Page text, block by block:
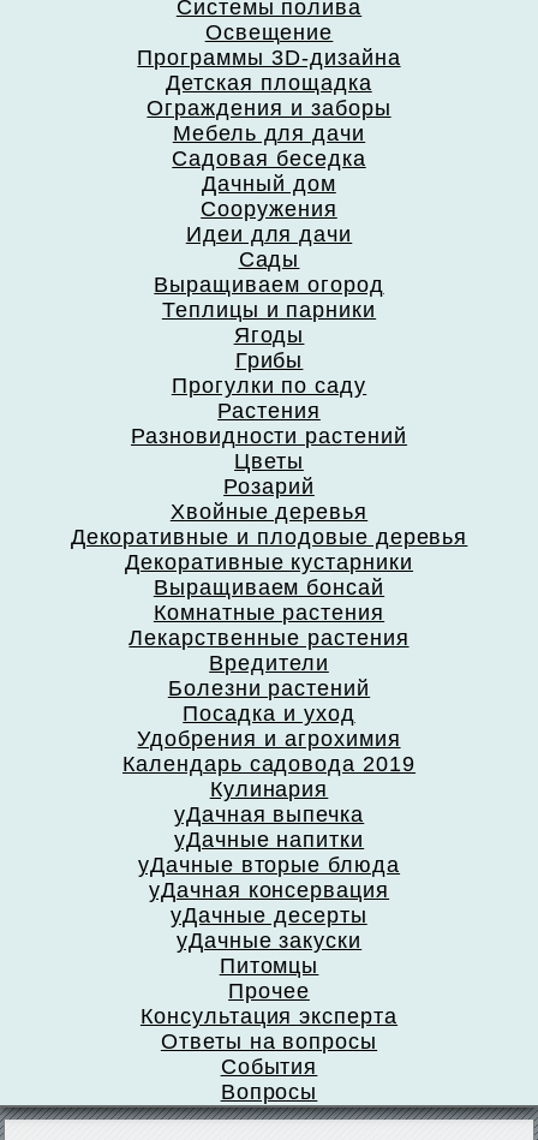
Системы полива
Освещение
Программы 3D-дизайна
Детская площадка
Ограждения и заборы
Мебель для дачи
Садовая беседка
Дачный дом
Сооружения
Идеи для дачи
Сады
Выращиваем огород
Теплицы и парники
Ягоды
Грибы
Прогулки по саду
Растения
Разновидности растений
Цветы
Розарий
Хвойные деревья
Декоративные и плодовые деревья
Декоративные кустарники
Выращиваем бонсай
Комнатные растения
Лекарственные растения
Вредители
Болезни растений
Посадка и уход
Удобрения и агрохимия
Календарь садовода 2019
Кулинария
уДачная выпечка
уДачные напитки
уДачные вторые блюда
уДачная консервация
уДачные десерты
уДачные закуски
Питомцы
Прочее
Консультация эксперта
Ответы на вопросы
События
Вопросы